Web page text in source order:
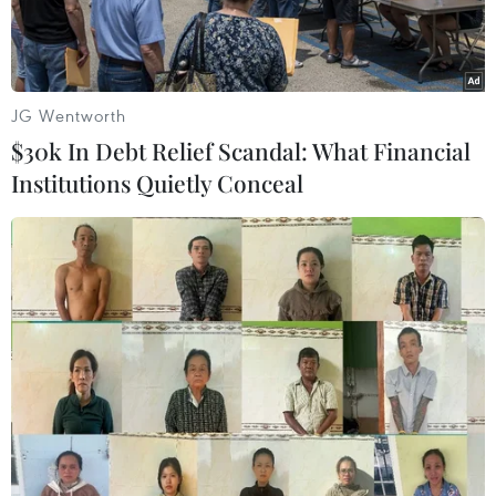
Người dân Syria sơ tán khỏi vùng chiến sự ở tỉnh Hasakeh.
(Ảnh: AFP/TTXVN)
Ngày 16/6, Tunisia phối hợp với Ireland, Anh,
Estonia, Kenya, Niger, Na Uy, Pháp, Saint
Vincent & Grenadines và Việt Nam tổ chức cuộc
JG Wentworth
$30k In Debt Relief Scandal: What Financial
Institutions Quietly Conceal